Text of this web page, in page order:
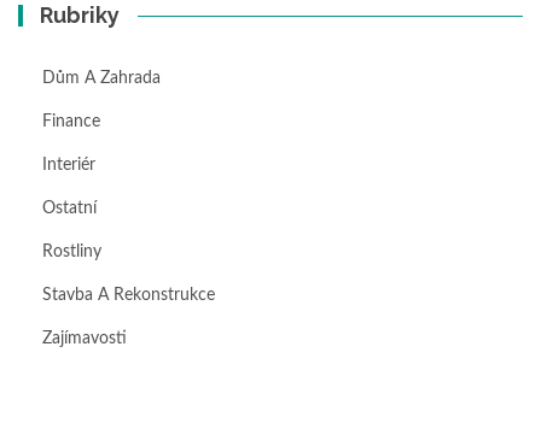
Rubriky
Dům A Zahrada
Finance
Interiér
Ostatní
Rostliny
Stavba A Rekonstrukce
Zajímavosti